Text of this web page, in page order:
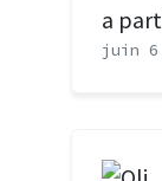
a
juin 6,